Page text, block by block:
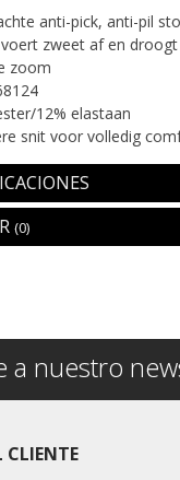
anti-pick, anti-pil
zweet af en droogt
zoom
12% elastaan
snit voor volledig
(0)
a nuestro